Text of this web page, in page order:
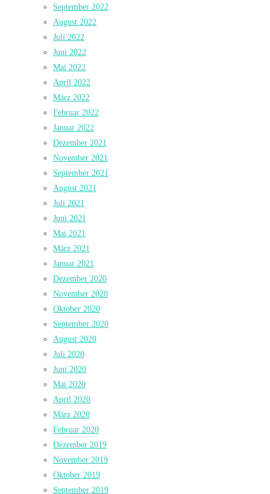
September 2022
August 2022
Juli 2022
Juni 2022
Mai 2022
April 2022
März 2022
Februar 2022
Januar 2022
Dezember 2021
November 2021
September 2021
August 2021
Juli 2021
Juni 2021
Mai 2021
März 2021
Januar 2021
Dezember 2020
November 2020
Oktober 2020
September 2020
August 2020
Juli 2020
Juni 2020
Mai 2020
April 2020
März 2020
Februar 2020
Dezember 2019
November 2019
Oktober 2019
September 2019